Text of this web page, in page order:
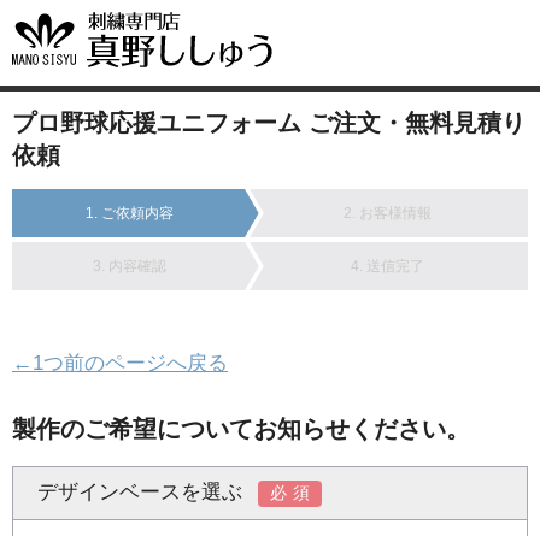
プロ野球応援ユニフォーム ご注文・無料見積り
依頼
1. ご依頼内容 2. お客様情報
3. 内容確認 4. 送信完了
←1つ前のページへ戻る
製作のご希望についてお知らせください。
デザインベースを選ぶ 必須